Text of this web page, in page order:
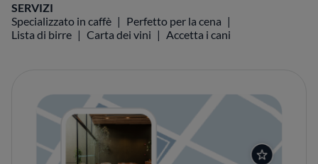
SERVIZI
Specializzato in caffè
Perfetto per la cena
Lista di birre
Carta dei vini Accetta i cani